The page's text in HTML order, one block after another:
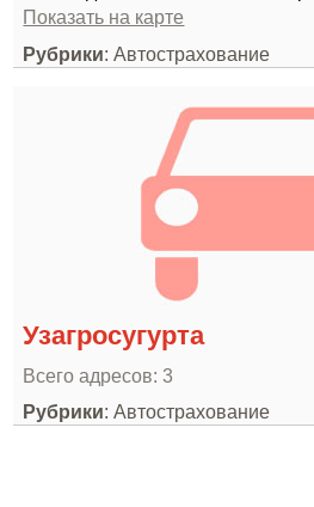
Показать на карте
Рубрики: Автострахование
Узагросугурта
Всего адресов: 3
Рубрики: Автострахование